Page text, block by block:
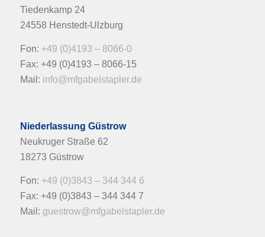
Tiedenkamp 24
24558 Henstedt-Ulzburg
Fon: +49 (0)4193 – 8066-0
Fax: +49 (0)4193 – 8066-15
Mail: info@mfgabelstapler.de
Niederlassung Güstrow
Neukruger Straße 62
18273 Güstrow
Fon: +49 (0)3843 – 344 344 6
Fax: +49 (0)3843 – 344 344 7
Mail: guestrow@mfgabelstapler.de